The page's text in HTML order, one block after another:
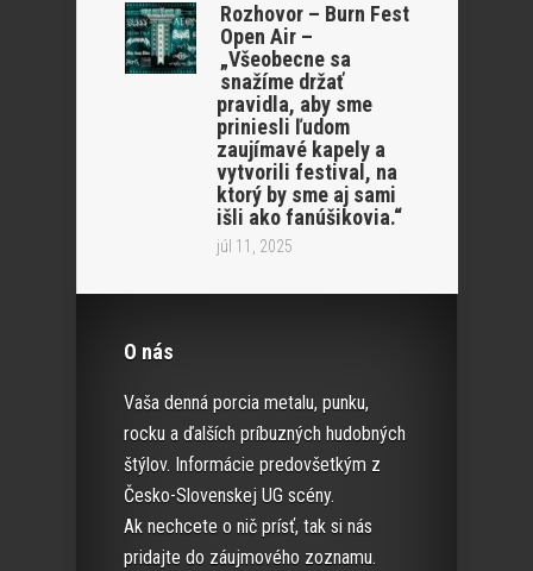
Rozhovor – Burn Fest
Open Air –
„Všeobecne sa
snažíme držať
pravidla, aby sme
priniesli ľudom
zaujímavé kapely a
vytvorili festival, na
ktorý by sme aj sami
išli ako fanúšikovia.“
júl 11, 2025
O nás
Vaša denná porcia metalu, punku,
rocku a ďalších príbuzných hudobných
štýlov. Informácie predovšetkým z
Česko-Slovenskej UG scény.
Ak nechcete o nič prísť, tak si nás
pridajte do záujmového zoznamu.